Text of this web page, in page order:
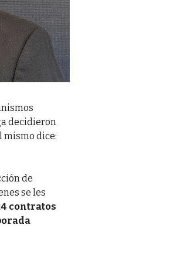
decidieron
mismo dice:
de
se les
contratos